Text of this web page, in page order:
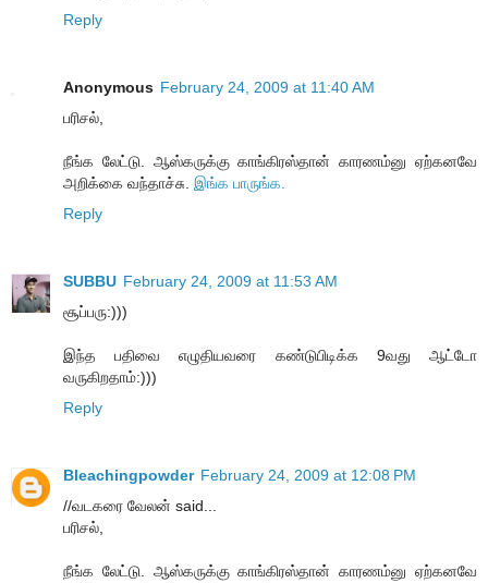
Reply
Anonymous February 24, 2009 at 11:40 AM
பரிசல்,
நீங்க லேட்டு. ஆஸ்கருக்கு காங்கிரஸ்தான் காரணம்னு ஏற்கனவே
அறிக்கை வந்தாச்சு. இங்க பாருங்க.
Reply
SUBBU February 24, 2009 at 11:53 AM
சூப்பரு:)))
இந்த பதிவை எழுதியவரை கண்டுபிடிக்க 9வது ஆட்டோ
வருகிறதாம்:)))
Reply
Bleachingpowder February 24, 2009 at 12:08 PM
//வடகரை வேலன் said...
பரிசல்,
நீங்க லேட்டு. ஆஸ்கருக்கு காங்கிரஸ்தான் காரணம்னு ஏற்கனவே